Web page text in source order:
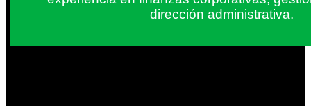
dirección administrativa.